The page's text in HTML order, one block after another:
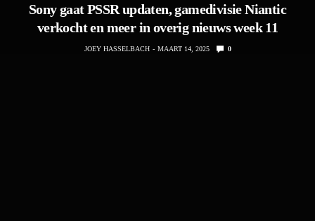
Sony gaat PSSR updaten, gamedivisie Niantic
verkocht en meer in overig nieuws week 11
JOEY HASSELBACH MAART 14, 2025 0